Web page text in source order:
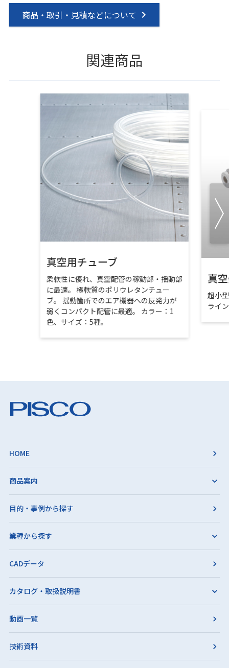
商品・取引・見積などについて
関連商品
真空用チューブ
柔軟性に優れ、真空配管の稼動部・揺動部
に最適。 極軟質のポリウレタンチュー
ブ。 揺動箇所でのエア機器への反発力が
弱くコンパクト配管に最適。 カラー：1
色、サイズ：5種。
真
超小
ライ
HOME
商品案内
目的・事例から探す
業種から探す
CADデータ
カタログ・取扱説明書
動画一覧
技術資料